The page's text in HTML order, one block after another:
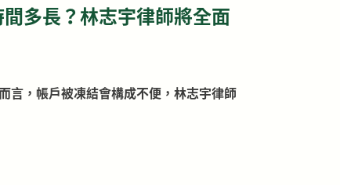
多長？林志宇律師將全面
言，帳戶被凍結會構成不便，林志宇律師